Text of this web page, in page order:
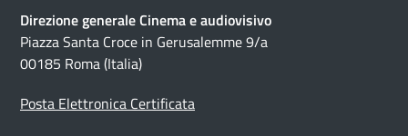
Direzione generale Cinema e audiovisivo
Piazza Santa Croce in Gerusalemme 9/a
00185 Roma (Italia)
Posta Elettronica Certificata